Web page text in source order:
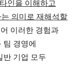
인을 이해하고
의미로 재해석할
이러한 경험과
경영에
반 기업 모두